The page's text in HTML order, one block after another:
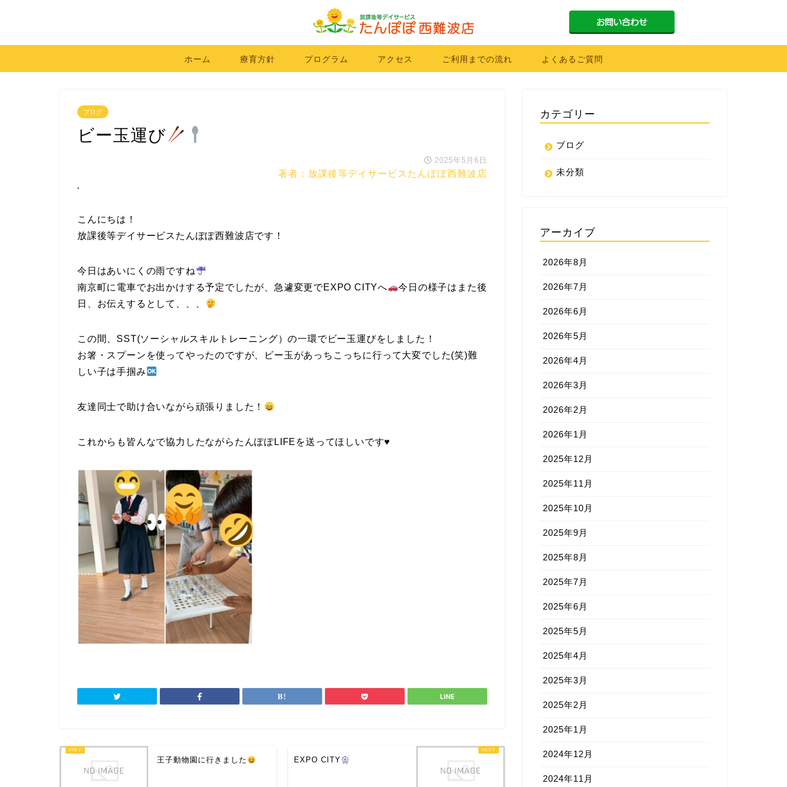
ホーム 療育方針 プログラム アクセス ご利用までの流れ よくあるご質問
ブログ
ビー玉運び
2025年5月6日
著者：放課後等デイサービスたんぽぽ西難波店
'
こんにちは！
放課後等デイサービスたんぽぽ西難波店です！
今日はあいにくの雨ですね
南京町に電車でお出かけする予定でしたが、急遽変更でEXPO CITYへ
今日の様子はまた後
日、お伝えするとして、、、
この間、SST(ソーシャルスキルトレーニング）の一環でビー玉運びをしました！
お箸・スプーンを使ってやったのですが、ビー玉があっちこっちに行って大変でした(笑)難
しい子は手掴み
友達同士で助け合いながら頑張りました！
これからも皆んなで協力したながらたんぽぽLIFEを送ってほしいです♥
王子動物園に行きました EXPO CITY
カテゴリー
ブログ
未分類
アーカイブ
2026年8月
2026年7月
2026年6月
2026年5月
2026年4月
2026年3月
2026年2月
2026年1月
2025年12月
2025年11月
2025年10月
2025年9月
2025年8月
2025年7月
2025年6月
2025年5月
2025年4月
2025年3月
2025年2月
2025年1月
2024年12月
2024年11月